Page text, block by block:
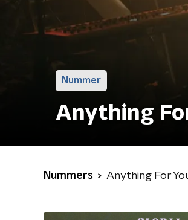
Nummer
Anything
Nummers Anything For